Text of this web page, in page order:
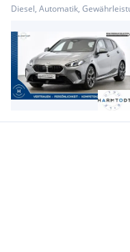
Diesel, Automatik,